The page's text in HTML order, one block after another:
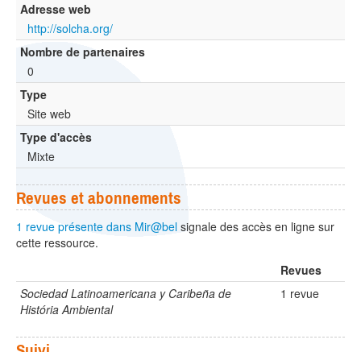
Adresse web
http://solcha.org/
Nombre de partenaires
0
Type
Site web
Type d'accès
Mixte
Revues et abonnements
1 revue présente dans Mir@bel signale des accès en ligne sur
cette ressource.
Revues
Sociedad Latinoamericana y Caribeña de
História Ambiental
1 revue